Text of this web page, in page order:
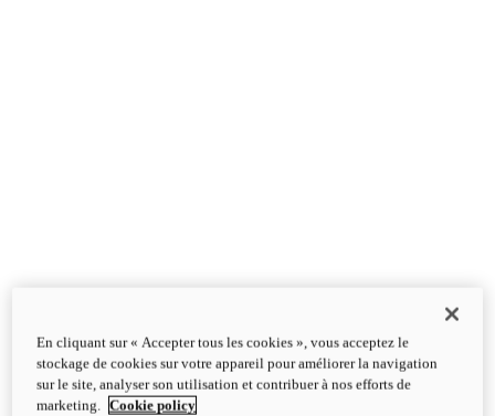
En cliquant sur « Accepter tous les cookies », vous acceptez le
stockage de cookies sur votre appareil pour améliorer la navigation
sur le site, analyser son utilisation et contribuer à nos efforts de
marketing.
Cookie policy